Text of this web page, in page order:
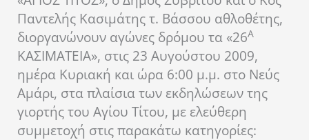
Παντελής Κασιμάτης τ. Βάσσου αθλοθέτης,
διοργανώνουν αγώνες δρόμου τα «26Α
ΚΑΣΙΜΑΤΕΙΑ», στις 23 Αυγούστου 2009,
ημέρα Κυριακή και ώρα 6:00 μ.μ. στο Νεύς
Αμάρι, στα πλαίσια των εκδηλώσεων της
γιορτής του Αγίου Τίτου, με ελεύθερη
συμμετοχή στις παρακάτω κατηγορίες: